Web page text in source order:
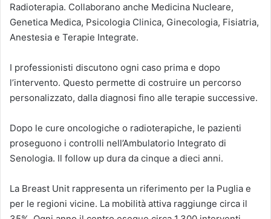
Radioterapia. Collaborano anche Medicina Nucleare,
Genetica Medica, Psicologia Clinica, Ginecologia, Fisiatria,
Anestesia e Terapie Integrate.
I professionisti discutono ogni caso prima e dopo
l’intervento. Questo permette di costruire un percorso
personalizzato, dalla diagnosi fino alle terapie successive.
Dopo le cure oncologiche o radioterapiche, le pazienti
proseguono i controlli nell’Ambulatorio Integrato di
Senologia. Il follow up dura da cinque a dieci anni.
La Breast Unit rappresenta un riferimento per la Puglia e
per le regioni vicine. La mobilità attiva raggiunge circa il